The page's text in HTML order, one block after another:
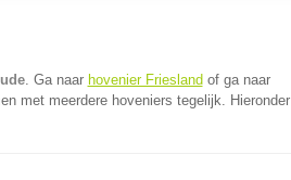
. Ga naar hovenier Friesland of ga naar
met meerdere hoveniers tegelijk. Hieronder